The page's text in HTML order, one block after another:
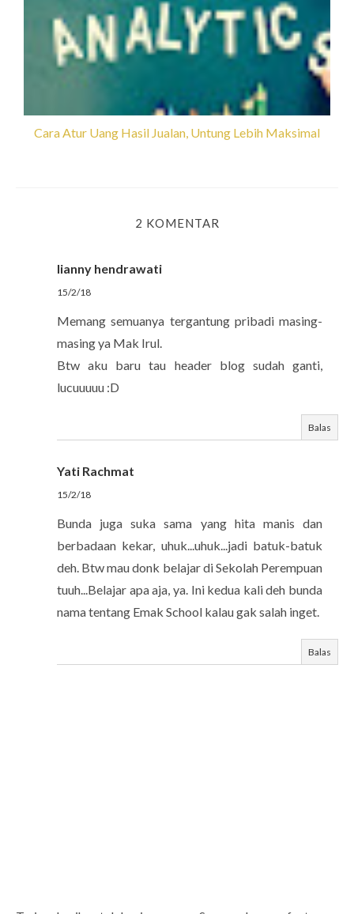
Cara Atur Uang Hasil Jualan, Untung Lebih Maksimal
2 KOMENTAR
lianny hendrawati
15/2/18
Memang semuanya tergantung pribadi masing-
masing ya Mak Irul.
Btw aku baru tau header blog sudah ganti,
lucuuuuu :D
Balas
Yati Rachmat
15/2/18
Bunda juga suka sama yang hita manis dan
berbadaan kekar, uhuk...uhuk...jadi batuk-batuk
deh. Btw mau donk belajar di Sekolah Perempuan
tuuh...Belajar apa aja, ya. Ini kedua kali deh bunda
nama tentang Emak School kalau gak salah inget.
Balas